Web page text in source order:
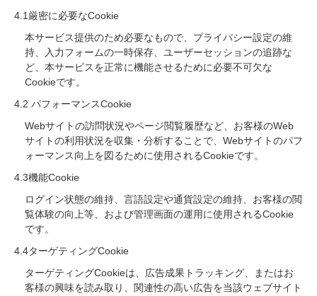
4.1厳密に必要なCookie
本サービス提供のため必要なもので、プライバシー設定の維
持、入力フォームの一時保存、ユーザーセッションの追跡な
ど、本サービスを正常に機能させるために必要不可欠な
Cookieです。
4.2 パフォーマンスCookie
Webサイトの訪問状況やページ閲覧履歴など、お客様のWeb
サイトの利用状況を収集・分析することで、Webサイトのパフ
ォーマンス向上を図るために使用されるCookieです。
4.3機能Cookie
ログイン状態の維持、言語設定や通貨設定の維持、お客様の閲
覧体験の向上等、および管理画面の運用に使用されるCookie
です。
4.4ターゲティングCookie
ターゲティングCookieは、広告成果トラッキング、またはお
客様の興味を読み取り、関連性の高い広告を当該ウェブサイト